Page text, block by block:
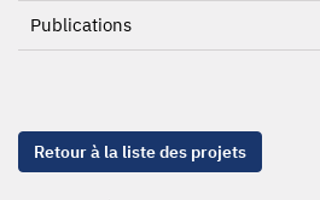
Publications
Retour à la liste des projets